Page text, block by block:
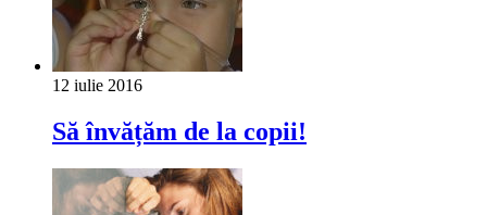
12 iulie 2016
Să învățăm de la copii!